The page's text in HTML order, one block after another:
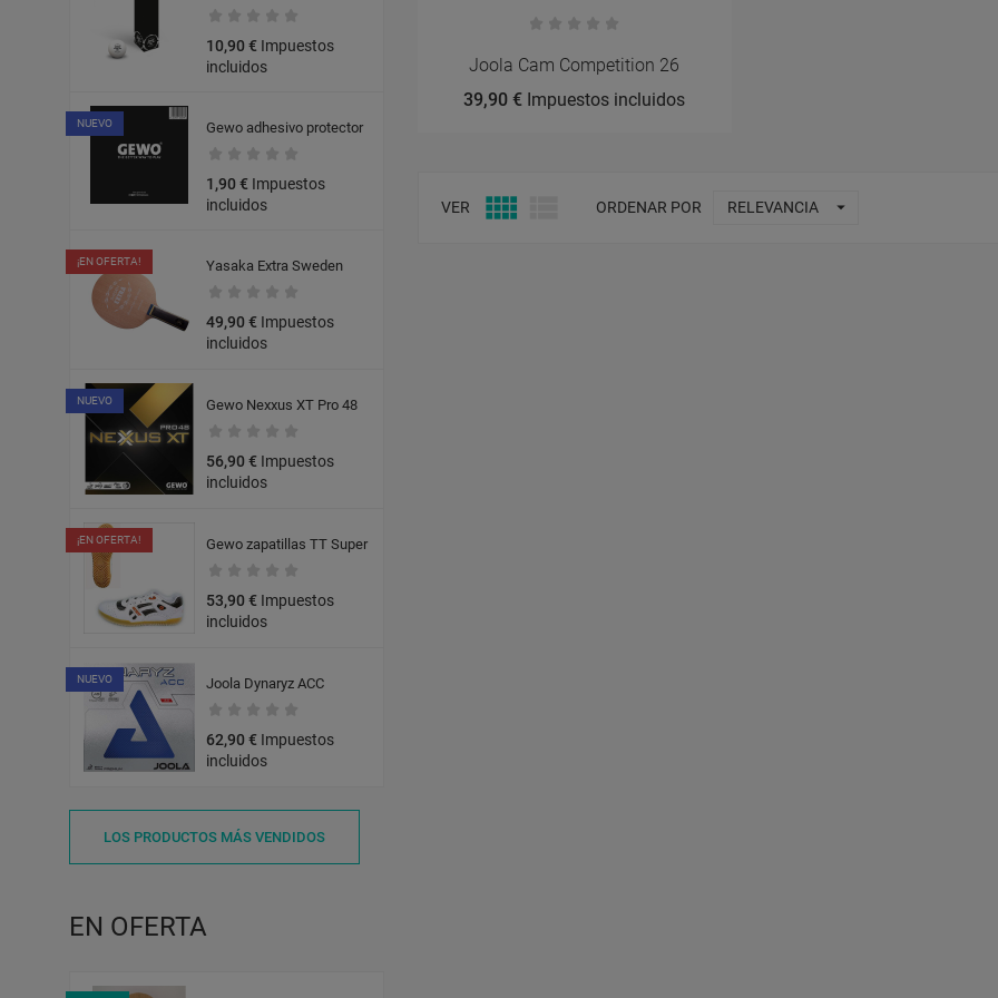
10,90 € Impuestos
incluidos
NUEVO Gewo adhesivo protector
1,90 € Impuestos
incluidos
¡EN OFERTA! Yasaka Extra Sweden
49,90 € Impuestos
incluidos
NUEVO Gewo Nexxus XT Pro 48
56,90 € Impuestos
incluidos
¡EN OFERTA! Gewo zapatillas TT Super
53,90 € Impuestos
incluidos
NUEVO Joola Dynaryz ACC
62,90 € Impuestos
incluidos
LOS PRODUCTOS MÁS VENDIDOS
EN OFERTA
Joola Cam Competition 26
39,90 € Impuestos incluidos
VER  ORDENAR POR RELEVANCIA 